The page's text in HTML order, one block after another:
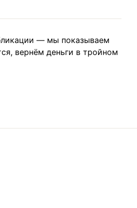
— мы показываем
вернём деньги в тройном